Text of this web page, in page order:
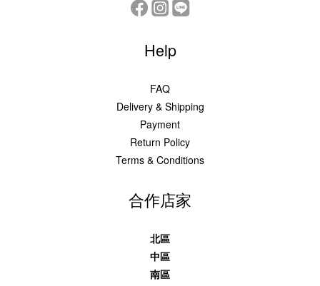
Help
FAQ
Delivery & Shipping
Payment
Return Policy
Terms & Conditions
合作店家
北區
中區
南區